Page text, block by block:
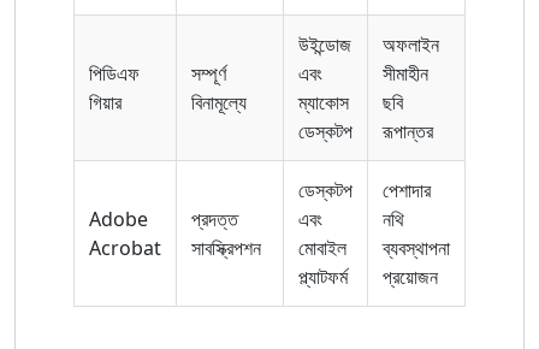
পিডিএফ
গিয়ার
সম্পূর্ণ
বিনামূল্যে
উইন্ডোজ
এবং
ম্যাকোস
ডেস্কটপ
অফলাইন
সীমাহীন
ছবি
রূপান্তর
Adobe
Acrobat
প্রদত্ত
সাবস্ক্রিপশন
ডেস্কটপ
এবং
মোবাইল
প্ল্যাটফর্ম
পেশাদার
নথি
ব্যবস্থাপনা
প্রয়োজন